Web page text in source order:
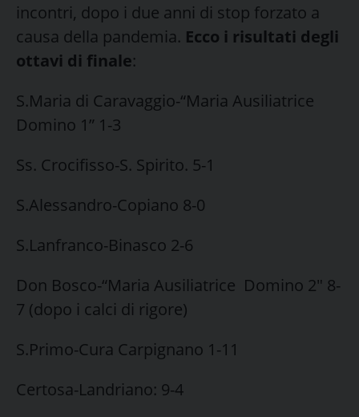
incontri, dopo i due anni di stop forzato a
causa della pandemia. Ecco i risultati degli
ottavi di finale:
S.Maria di Caravaggio-“Maria Ausiliatrice
Domino 1” 1-3
Ss. Crocifisso-S. Spirito. 5-1
S.Alessandro-Copiano 8-0
S.Lanfranco-Binasco 2-6
Don Bosco-“Maria Ausiliatrice Domino 2″ 8-
7 (dopo i calci di rigore)
S.Primo-Cura Carpignano 1-11
Certosa-Landriano: 9-4